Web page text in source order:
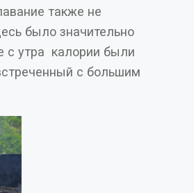
также не
с большим